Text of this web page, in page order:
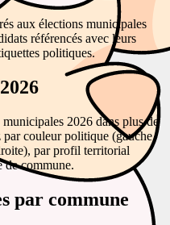
aux élections municipales
référencés avec leurs
politiques.
2026 dans plus de
couleur politique (gauche,
par profil territorial
de commune.
par commune